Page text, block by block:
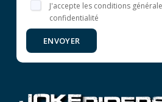
J'accepte les conditions
confidentialité
ENVOYER